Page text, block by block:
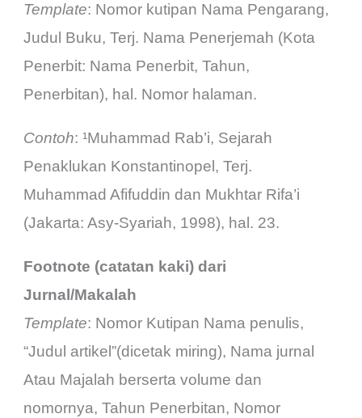
Template: Nomor kutipan Nama Pengarang,
Judul Buku, Terj. Nama Penerjemah (Kota
Penerbit: Nama Penerbit, Tahun,
Penerbitan), hal. Nomor halaman.
Contoh: ¹Muhammad Rab’i, Sejarah
Penaklukan Konstantinopel, Terj.
Muhammad Afifuddin dan Mukhtar Rifa’i
(Jakarta: Asy-Syariah, 1998), hal. 23.
Footnote (catatan kaki) dari
Jurnal/Makalah
Template: Nomor Kutipan Nama penulis,
“Judul artikel”(dicetak miring), Nama jurnal
Atau Majalah berserta volume dan
nomornya, Tahun Penerbitan, Nomor